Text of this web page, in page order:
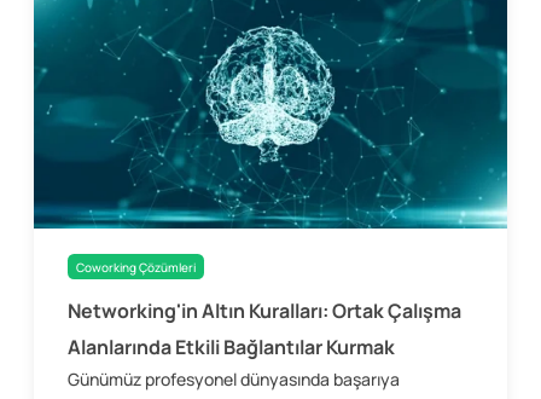
Coworking Çözümleri
Networking'in Altın Kuralları: Ortak Çalışma
Alanlarında Etkili Bağlantılar Kurmak
Günümüz profesyonel dünyasında başarıya